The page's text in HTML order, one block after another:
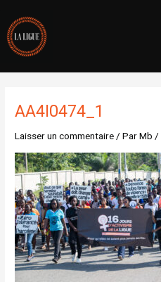
contenu
AA4I0474_1
Laisser un commentaire/ ParMb/